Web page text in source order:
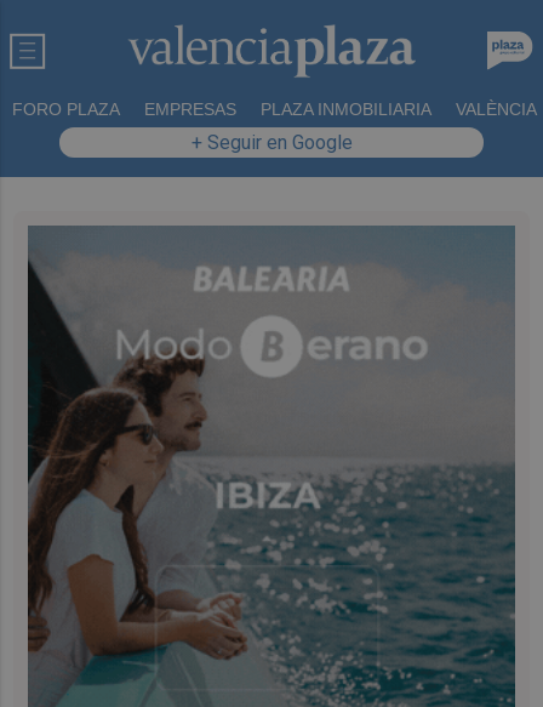
FORO PLAZA EMPRESAS PLAZA INMOBILIARIA VALÈNCIA
+ Seguir en Google